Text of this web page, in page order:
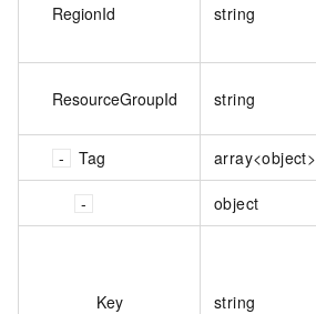
RegionId string
ResourceGroupId string
Tag array<object>
object
Key string